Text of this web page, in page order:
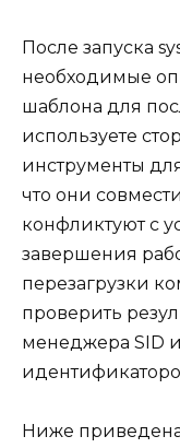
После запуска
необходимые
шаблона для
используете
инструменты
что они
конфликтуют с
завершения
перезагрузки
проверить
менеджера SID
Ниже